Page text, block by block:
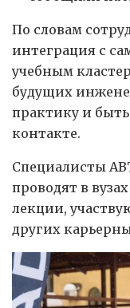
По словам
интеграция с
учебным
будущих
практику и
контакте.
Специалисты
проводят в
лекции,
других